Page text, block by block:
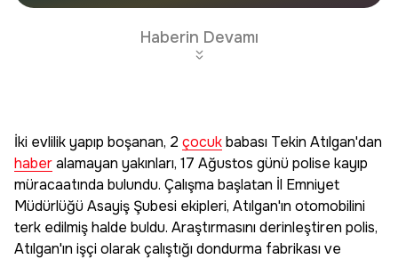
Edin
Haberin Devamı
İki evlilik yapıp boşanan, 2 çocukbabası Tekin Atılgan'dan
haberalamayan yakınları, 17 Ağustos günü polise kayıp
müracaatında bulundu. Çalışma başlatan İl Emniyet
Müdürlüğü Asayiş Şubesi ekipleri, Atılgan'ın otomobilini
terk edilmiş halde buldu. Araştırmasını derinleştiren polis,
Atılgan'ın işçi olarak çalıştığı dondurma fabrikası ve